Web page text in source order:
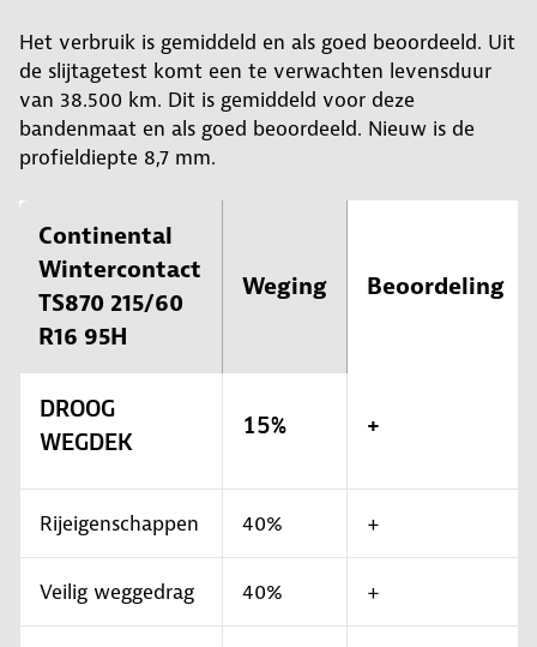
Het verbruik is gemiddeld en als goed beoordeeld. Uit
de slijtagetest komt een te verwachten levensduur
van 38.500 km. Dit is gemiddeld voor deze
bandenmaat en als goed beoordeeld. Nieuw is de
profieldiepte 8,7 mm.
Continental
Wintercontact
TS870 215/60
R16 95H
Weging Beoordeling
DROOG
WEGDEK
15% +
Rijeigenschappen 40% +
Veilig weggedrag 40% +